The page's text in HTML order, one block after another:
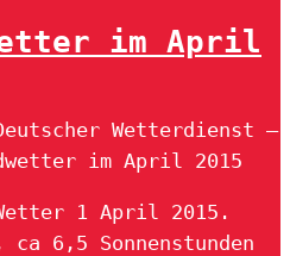
im April
Wetterdienst –
im April 2015
1 April 2015.
6,5 Sonnenstunden